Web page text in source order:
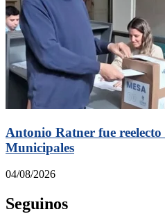
Antonio Ratner fue
Municipales
04/08/2026
Seguinos